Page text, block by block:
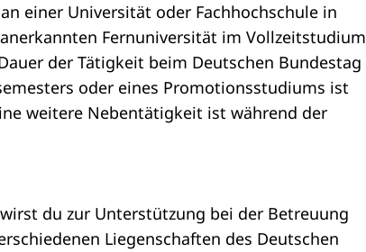
einer Universität oder Fachhochschule in
Fernuniversität im Vollzeitstudium
der Tätigkeit beim Deutschen Bundestag
oder eines Promotionsstudiums ist
weitere Nebentätigkeit ist während der
du zur Unterstützung bei der Betreuung
Liegenschaften des Deutschen